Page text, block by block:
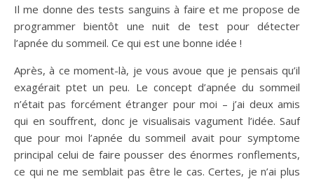
Il me donne des tests sanguins à faire et me propose de
programmer bientôt une nuit de test pour détecter
l’apnée du sommeil. Ce qui est une bonne idée !
Après, à ce moment-là, je vous avoue que je pensais qu’il
exagérait ptet un peu. Le concept d’apnée du sommeil
n’était pas forcément étranger pour moi – j’ai deux amis
qui en souffrent, donc je visualisais vagument l’idée. Sauf
que pour moi l’apnée du sommeil avait pour symptome
principal celui de faire pousser des énormes ronflements,
ce qui ne me semblait pas être le cas. Certes, je n’ai plus